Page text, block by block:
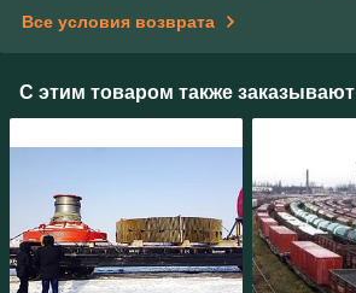
Все условия возврата
С этим товаром также заказывают